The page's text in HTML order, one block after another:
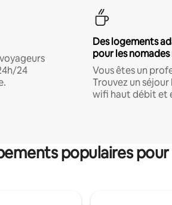
24
Des logements
pour les
Vous êtes un
Trouvez un
wifi haut débit et
populaires